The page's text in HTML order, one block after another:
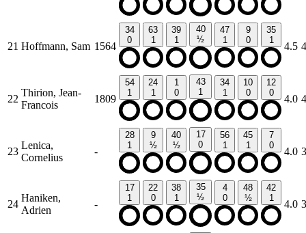
21 Hoffmann, Sam 1564
34
0
63
1
39
1
40
½
47
1
9
0
35
1
4.5 4
22
Thirion, Jean-
Francois
1809
54
1
24
1
1
0
43
1
34
1
10
0
12
0
4.0 4
23
Lenica,
Cornelius
-
28
1
9
½
40
½
17
0
56
1
45
1
7
0
4.0 3
24
Haniken,
Adrien
-
17
1
22
0
38
1
35
½
4
0
48
½
42
1
4.0 3